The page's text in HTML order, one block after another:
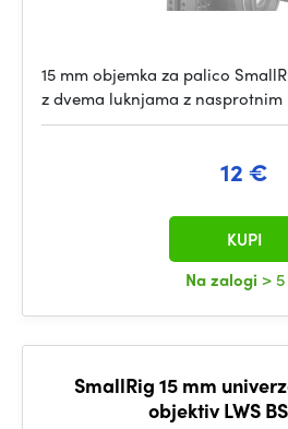
15 mm objemka za palico
z dvema luknjama z nasprotnim
12 €
Na zalogi >
KUPI
SmallRig 15 mm
objektiv LWS